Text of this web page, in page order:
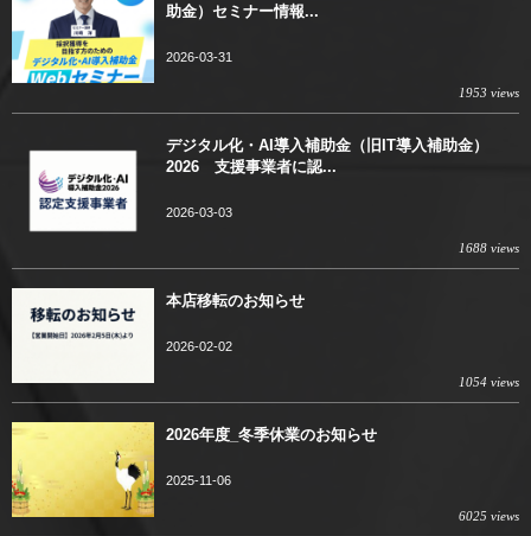
助金）セミナー情報...
2026-03-31
1953 views
デジタル化・AI導入補助金（旧IT導入補助金）
2026 支援事業者に認...
2026-03-03
1688 views
本店移転のお知らせ
2026-02-02
1054 views
2026年度_冬季休業のお知らせ
2025-11-06
6025 views